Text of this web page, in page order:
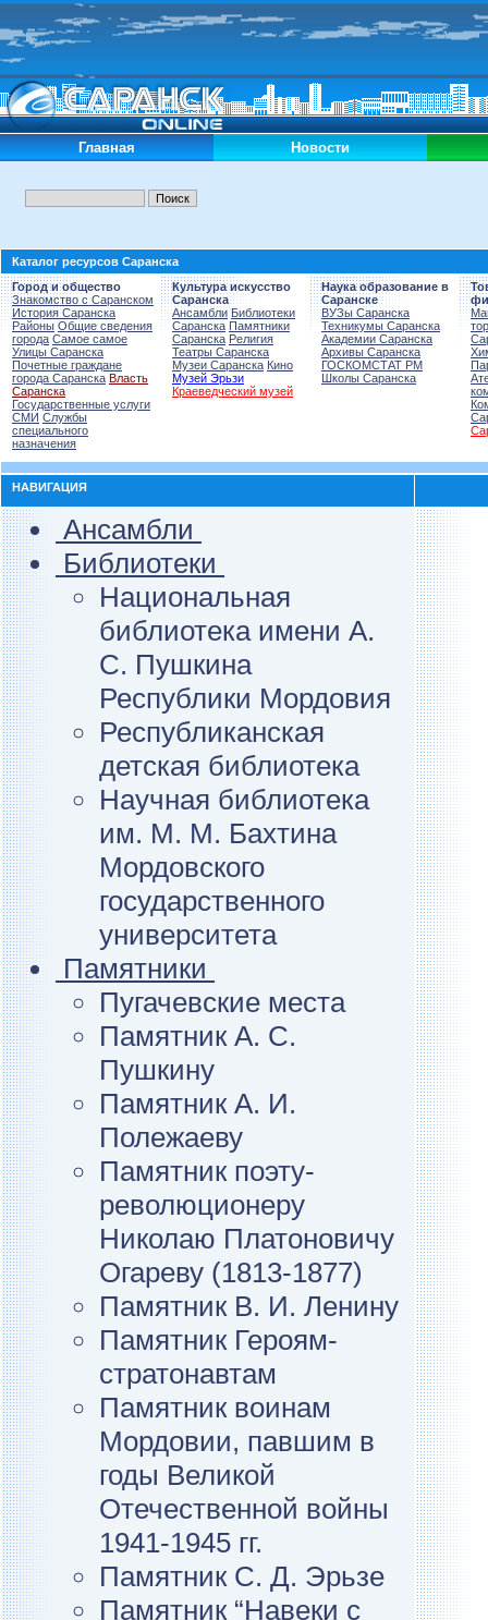
Главная Новости
Каталог ресурсов Саранска
Город и общество
Знакомство с Саранском
История Саранска
Районы Общие сведения
города Самое самое
Улицы Саранска
Почетные граждане
города Саранска Власть
Саранска
Государственные услуги
СМИ Службы
специального
назначения
Культура искусство
Саранска
Ансамбли Библиотеки
Саранска Памятники
Саранска Религия
Театры Саранска
Музеи Саранска Кино
Музей Эрьзи
Краеведческий музей
Наука образование в
Саранске
ВУЗы Саранска
Техникумы Саранска
Академии Саранска
Архивы Саранска
ГОСКОМСТАТ РМ
Школы Саранска
НАВИГАЦИЯ
Ансамбли
Библиотеки
Национальная
библиотека имени А.
С. Пушкина
Республики Мордовия
Республиканская
детская библиотека
Научная библиотека
им. М. М. Бахтина
Мордовского
государственного
университета
Памятники
Пугачевские места
Памятник А. С.
Пушкину
Памятник А. И.
Полежаеву
Памятник поэту-
революционеру
Николаю Платоновичу
Огареву (1813-1877)
Памятник В. И. Ленину
Памятник Героям-
стратонавтам
Памятник воинам
Мордовии, павшим в
годы Великой
Отечественной войны
1941-1945 гг.
Памятник С. Д. Эрьзе
Памятник “Навеки с